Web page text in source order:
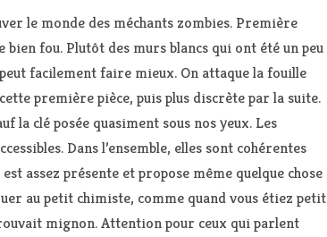
le monde des méchants zombies. Première
fou. Plutôt des murs blancs qui ont été un peu
facilement faire mieux. On attaque la fouille
première pièce, puis plus discrète par la suite.
la clé posée quasiment sous nos yeux. Les
Dans l’ensemble, elles sont cohérentes
assez présente et propose même quelque chose
au petit chimiste, comme quand vous étiez petit
mignon. Attention pour ceux qui parlent